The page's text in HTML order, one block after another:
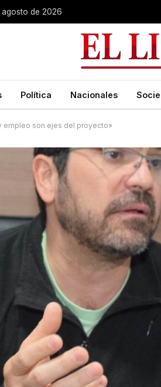
agosto de 2026
Política Nacionales
empleo son ejes del proyecto»